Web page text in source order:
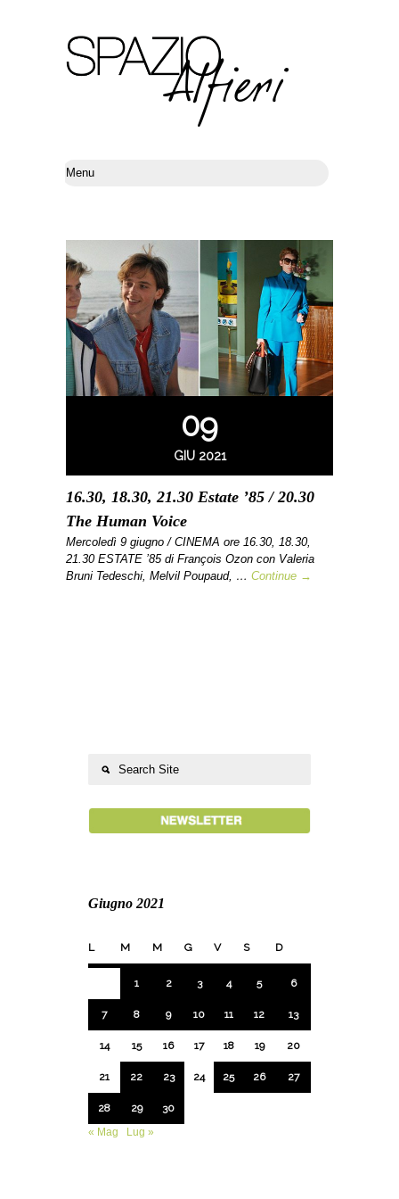
09
GIU 2021
16.30, 18.30, 21.30 Estate ’85 / 20.30
The Human Voice
Mercoledì 9 giugno / CINEMA ore 16.30, 18.30,
21.30 ESTATE ’85 di François Ozon con Valeria
Bruni Tedeschi, Melvil Poupaud, … Continue →
Giugno 2021
L M M G V S D
1 2 3 4 5 6
7 8 9 10 11 12 13
14 15 16 17 18 19 20
21 22 23 24 25 26 27
28 29
30
« Mag
Lug »